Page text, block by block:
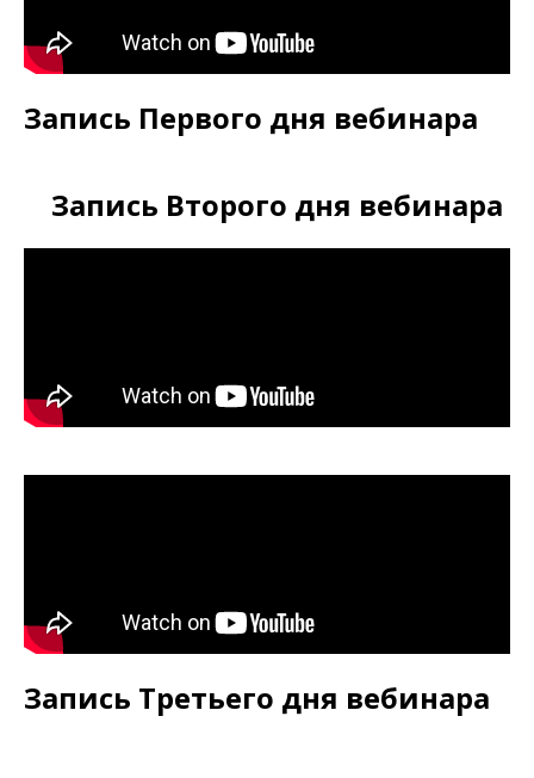
Запись Первого дня вебинара
Запись Второго дня вебинара
Запись Третьего дня вебинара